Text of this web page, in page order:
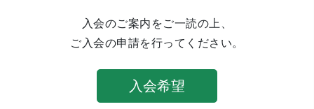
入会のご案内をご一読の上、
ご入会の申請を行ってください。
入会希望